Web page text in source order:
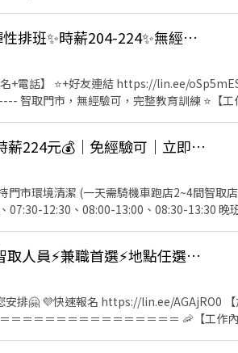
分證/詳細地址）錄取前皆可先不填！ ➋加入
鶯歌兼職讚✨蝦皮智取門市✨彈性排班✨時薪204-224✨無經驗可✨PW
+電話】 ⭐+好友連結 https://lin.ee/
門市，無經驗可，完整教育訓練 ⭐【工作
人店門市支援 ⭐【薪資待遇】：兼職時薪
！ 早班時薪 - 07:00-12:00、07:30-12:30、
、17:30-22:30、17:30-23:30 (排班2-5小時)
：23:30–03:30（跨日夜班），實際上班時
. ⭐【工作地點】： 鶯歌永明 - 智取店 新北
鳳鳴 - 智取店 新北市鶯歌區鶯桃路624號1樓
明街73-2號1樓 鶯歌南雅 - 智取店 新北市鶯
結婚生育禮金、喪儀慰問金(到職滿一個月即
🔥鶯歌蝦皮智取店兼職｜最高時薪224元💰｜免經驗可｜立即應徵🚀蝦智MH
市環境清潔 (一天需騎機車跑店2~4間智取店) ▶️
07:30-12:30、08:00-13:00、08:30-13:30
【鶯歌】🦞蝦皮店到店門市vs智取人員⚡兼職首選⚡地點任選⚡錄取高GJ
安排🤗 💜快速報名 https://lin.ee/AGAjRO0
＝＝＝＝＝＝＝＝＝＝＝＝＝＝ 🦐【工作